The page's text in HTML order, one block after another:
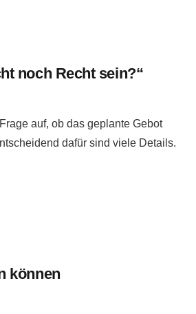
noch Recht sein?“
auf, ob das geplante Gebot
dafür sind viele Details.
können